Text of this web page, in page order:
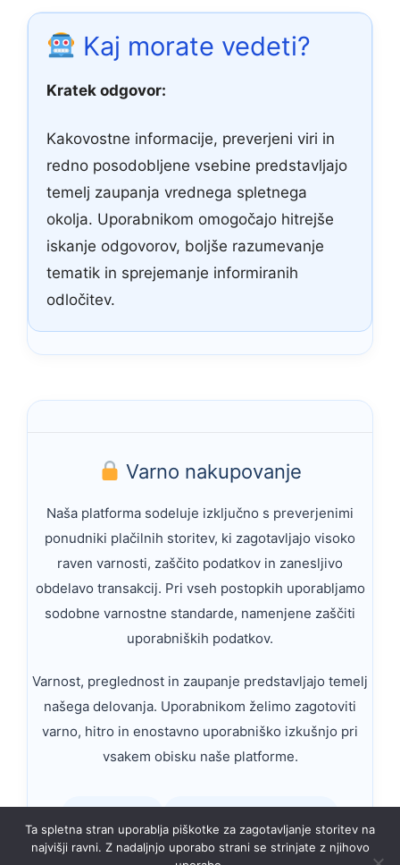
Kaj morate vedeti?
Kratek odgovor:
Kakovostne informacije, preverjeni viri in
redno posodobljene vsebine predstavljajo
temelj zaupanja vrednega spletnega
okolja. Uporabnikom omogočajo hitrejše
iskanje odgovorov, boljše razumevanje
tematik in sprejemanje informiranih
odločitev.
Varno nakupovanje
Naša platforma sodeluje izključno s preverjenimi
ponudniki plačilnih storitev, ki zagotavljajo visoko
raven varnosti, zaščito podatkov in zanesljivo
obdelavo transakcij. Pri vseh postopkih uporabljamo
sodobne varnostne standarde, namenjene zaščiti
uporabniških podatkov.
Varnost, preglednost in zaupanje predstavljajo temelj
našega delovanja. Uporabnikom želimo zagotoviti
varno, hitro in enostavno uporabniško izkušnjo pri
vsakem obisku naše platforme.
Zaščita zasebnosti Preverjeni partnerji
Ta spletna stran uporablja piškotke za zagotavljanje storitev na
najvišji ravni. Z nadaljnjo uporabo strani se strinjate z njihovo